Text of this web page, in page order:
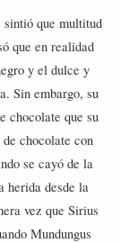
sintió que multitud
que en realidad
y el dulce y
Sin embargo, su
chocolate que su
chocolate con
se cayó de la
herida desde la
vez que Sirius
Mundungus